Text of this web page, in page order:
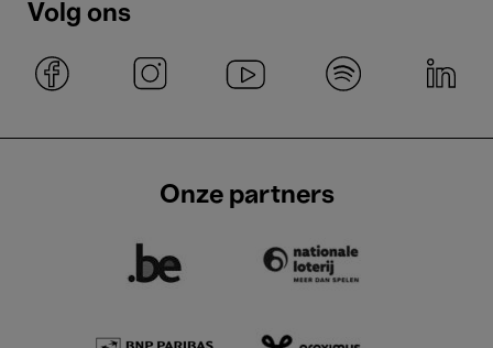
Volg ons
Onze partners